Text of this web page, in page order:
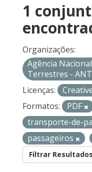
1
Organizações:
Agência
Terrestres -
Licenças:
Formatos:
PDF
transporte-de-
passageiros
Filtrar Resultados